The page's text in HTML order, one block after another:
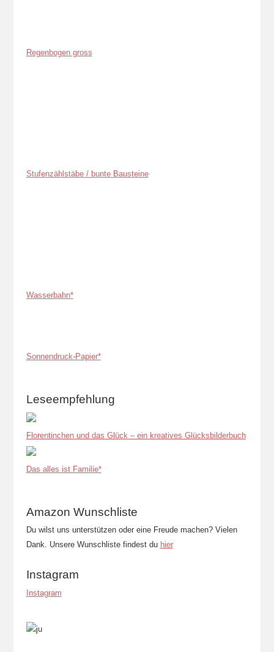
Regenbogen gross
Stufenzählstäbe / bunte Bausteine
Wasserbahn*
Sonnendruck-Papier*
Leseempfehlung
Florentinchen und das Glück – ein kreatives Glücksbilderbuch
Das alles ist Familie*
Amazon Wunschliste
Du wilst uns unterstützen oder eine Freude machen? Vielen
Dank. Unsere Wunschliste findest du hier
Instagram
Instagram